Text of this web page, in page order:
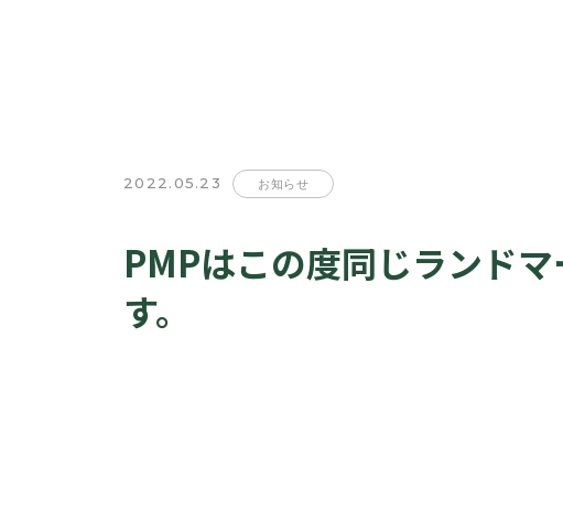
2022.05.23 お知らせ
PMPはこの度同じランド
す。